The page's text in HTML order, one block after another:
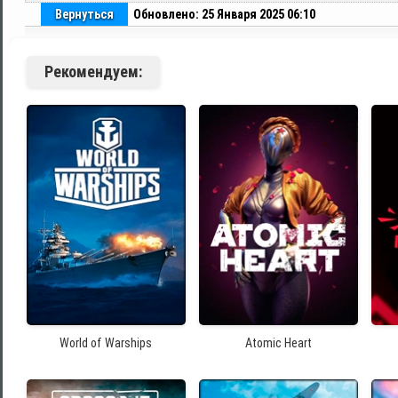
Вернуться Обновлено: 25 Января 2025 06:10
Рекомендуем:
World of Warships Atomic Heart